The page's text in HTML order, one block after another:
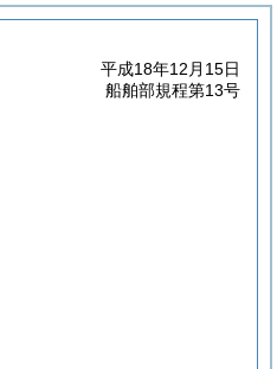
平成18年12月15日
船舶部規程第13号